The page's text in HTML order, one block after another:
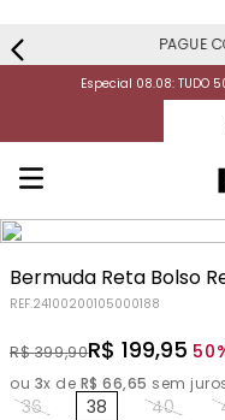
PAGUE
Especial 08.08: TUDO
Bermuda Reta Bolso
REF.24100200105000188
R$ 399,90R$ 199,95
ou 3x de R$ 66,65 sem
36 38 40